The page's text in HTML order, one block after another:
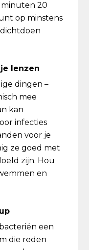
20
op minstens
lenzen
dingen –
mee
kan
infecties
voor je
ze goed met
zijn. Hou
en
een
die reden